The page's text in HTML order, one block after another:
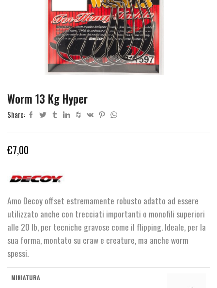
Worm 13 Kg Hyper
Share:
€7,00
Amo Decoy offset estremamente robusto adatto ad essere
utilizzato anche con trecciati importanti o monofili superiori
alle 20 lb, per tecniche gravose come il flipping. Ideale, per la
sua forma, montato su craw e creature, ma anche worm
spessi.